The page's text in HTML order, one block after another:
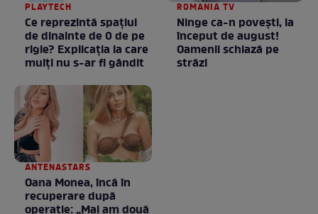
PLAYTECH
Ce reprezintă spaţiul
de dinainte de 0 de pe
rigle? Explicaţia la care
mulţi nu s-ar fi gândit
ROMANIA TV
Ninge ca-n povești, la
început de august!
Oamenii schiază pe
străzi
ANTENASTARS
Oana Monea, încă în
recuperare după